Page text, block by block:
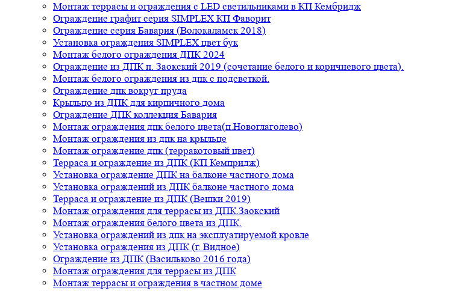
Монтаж террасы и ограждения с LED светильниками в КП Кембридж
Ограждение графит серия SIMPLEX КП Фаворит
Ограждение серия Бавария (Волокаламск 2018)
Установка ограждения SIMPLEX цвет бук
Монтаж белого ограждения ДПК 2024
Ограждение из ДПК п. Заокский 2019 (сочетание белого и коричневого цвета).
Монтаж белого ограждения из дпк с подсветкой.
Ограждение дпк вокруг пруда
Крыльцо из ДПК для кирпичного дома
Ограждение ДПК коллекция Бавария
Монтаж ограждения дпк белого цвета(п.Новоглаголево)
Монтаж ограждения из дпк на крыльце
Монтаж ограждение дпк (терракотовый цвет)
Терраса и ограждение из ДПК (КП Кемпридж)
Установка ограждение ДПК на балконе частного дома
Установка ограждений из ДПК балконе частного дома
Терраса и ограждение из ДПК (Вешки 2019)
Монтаж ограждения для террасы из ДПК.Заокский
Монтаж ограждения белого цвета из ДПК.
Установка ограждений из дпк на эксплуатируемой кровле
Установка ограждения из ДПК (г. Видное)
Ограждение из ДПК (Васильково 2016 года)
Монтаж ограждения для террасы из ДПК
Монтаж террасы и ограждения в частном доме